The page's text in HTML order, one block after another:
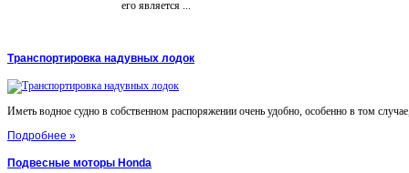
его является ...
Транспортировка надувных лодок
Иметь водное судно в собственном распоряжении очень удобно, особенно в том
Подробнее »
Подвесные моторы Honda